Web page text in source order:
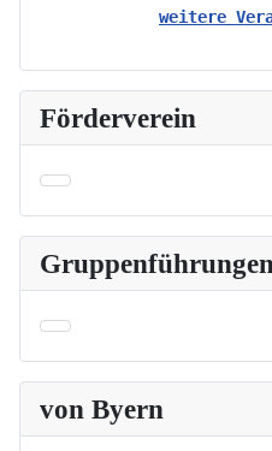
weitere
Förderverein
Gruppenführungen
von Byern